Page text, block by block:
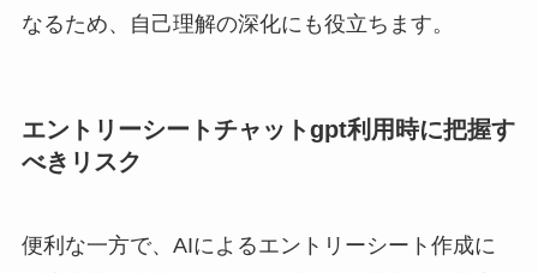
なるため、自己理解の深化にも役立ちます。
エントリーシートチャットgpt利用時に把握す
べきリスク
便利な一方で、AIによるエントリーシート作成に